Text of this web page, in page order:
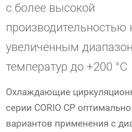
с более высокой
производительностью
увеличенным
температур до +200 °C
Охлаждающие
серии CORIO CP
вариантов применения с